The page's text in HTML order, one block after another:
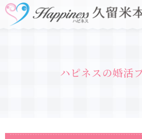
ハピネスの婚活